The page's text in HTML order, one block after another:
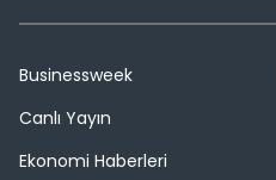
Businessweek
Canlı Yayın
Ekonomi Haberleri